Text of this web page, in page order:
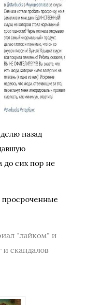
назад
до сих пор не
просроченные
"лайком" и
и скандалов